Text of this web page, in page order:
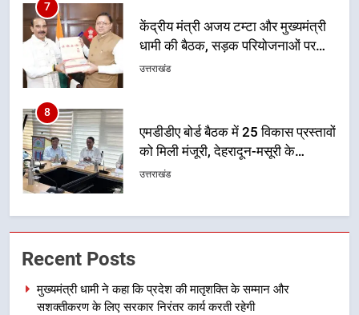
7
केंद्रीय मंत्री अजय टम्टा और मुख्यमंत्री
धामी की बैठक, सड़क परियोजनाओं पर
हुआ मंथन
उत्तराखंड
8
एमडीडीए बोर्ड बैठक में 25 विकास प्रस्तावों
को मिली मंजूरी, देहरादून-मसूरी के
नियोजित विकास को मिलेगी रफ्तार
उत्तराखंड
1
उत्तराखंड
Recent Posts
मुख्यमंत्री धामी ने कहा कि प्रदेश की मातृशक्ति के सम्मान और
सशक्तीकरण के लिए सरकार निरंतर कार्य करती रहेगी